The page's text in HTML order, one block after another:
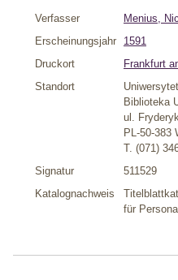
Verfasser
Menius,
Erscheinungsjahr
1591
Druckort
Frankfurt
Standort
Biblioteka
ul.
PL-50-383
T. (071)
Signatur
511529
Katalognachweis
für